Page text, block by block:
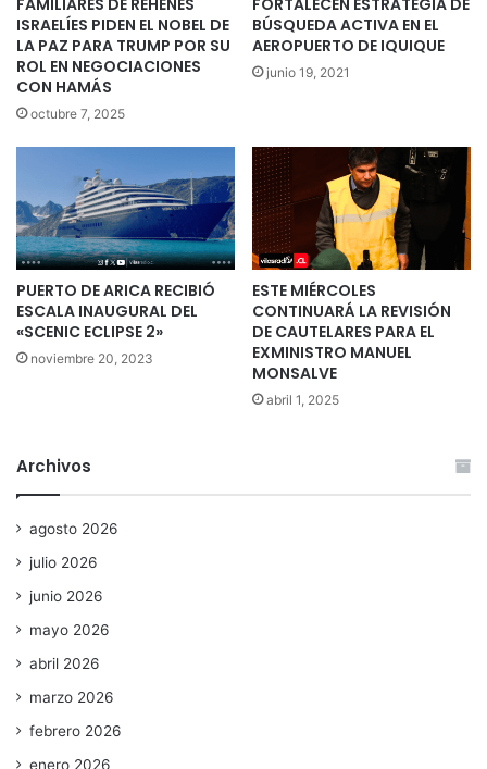
ISRAELÍES PIDEN EL NOBEL DE
LA PAZ PARA TRUMP POR SU
ROL EN NEGOCIACIONES
CON HAMÁS
octubre 7, 2025
BÚSQUEDA ACTIVA EN EL
AEROPUERTO DE IQUIQUE
junio 19, 2021
PUERTO DE ARICA RECIBIÓ
ESCALA INAUGURAL DEL
«SCENIC ECLIPSE 2»
noviembre 20, 2023
ESTE MIÉRCOLES
CONTINUARÁ LA REVISIÓN
DE CAUTELARES PARA EL
EXMINISTRO MANUEL
MONSALVE
abril 1, 2025
Archivos
agosto 2026
julio 2026
junio 2026
mayo 2026
abril 2026
marzo 2026
febrero 2026
enero 2026